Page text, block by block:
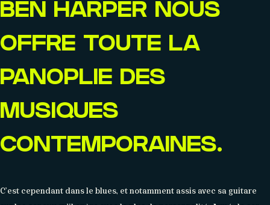
BEN HARPER NOUS
OFFRE TOUTE LA
PANOPLIE DES
MUSIQUES
CONTEMPORAINES.
C’est cependant dans le blues, et notamment assis avec sa guitare